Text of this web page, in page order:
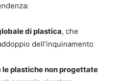
di plastica, che
dell’inquinamento
plastiche non progettate